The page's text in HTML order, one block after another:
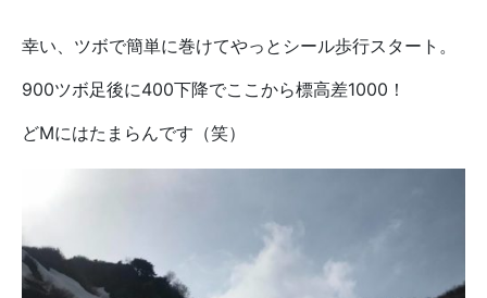
幸い、ツボで簡単に巻けてやっとシール歩行スタート。
900ツボ足後に400下降でここから標高差1000！
どMにはたまらんです（笑）